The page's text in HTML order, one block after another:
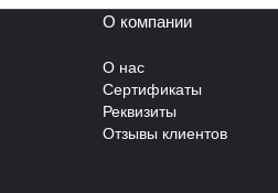
О компании
О нас
Сертификаты
Реквизиты
Отзывы клиентов